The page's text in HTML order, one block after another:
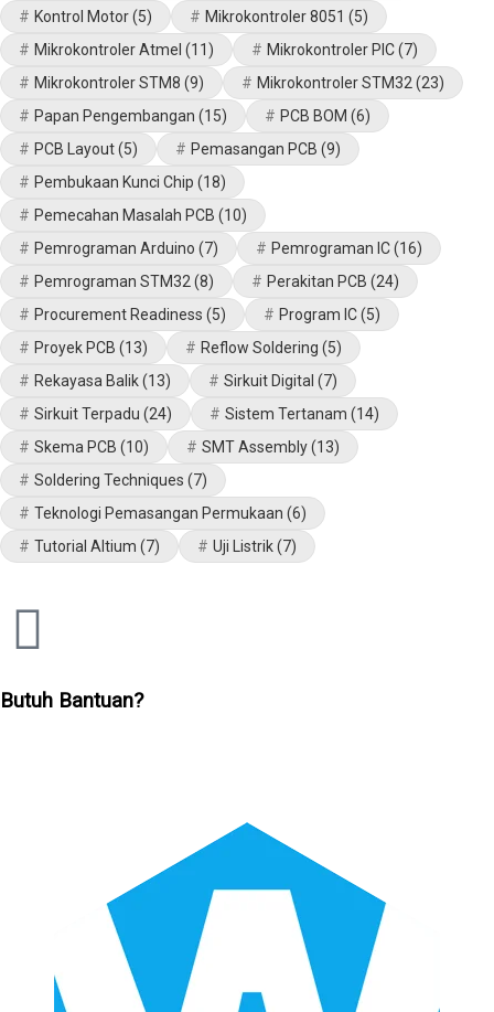
Kontrol Motor(5) Mikrokontroler 8051 (5)
Mikrokontroler Atmel (11) Mikrokontroler PIC(7)
Mikrokontroler STM8 (9) Mikrokontroler STM32 (23)
Papan Pengembangan (15) PCB BOM (6)
PCB Layout(5) Pemasangan PCB (9)
Pembukaan Kunci Chip (18)
Pemecahan Masalah PCB (10)
Pemrograman Arduino (7) Pemrograman IC(16)
Pemrograman STM32 (8) Perakitan PCB (24)
Procurement Readiness (5) Program IC(5)
Proyek PCB (13) Reflow Soldering (5)
Rekayasa Balik(13) Sirkuit Digital (7)
Sirkuit Terpadu (24) Sistem Tertanam (14)
Skema PCB (10) SMT Assembly(13)
Soldering Techniques (7)
Teknologi Pemasangan Permukaan (6)
Tutorial Altium (7) Uji Listrik(7)
Butuh Bantuan?